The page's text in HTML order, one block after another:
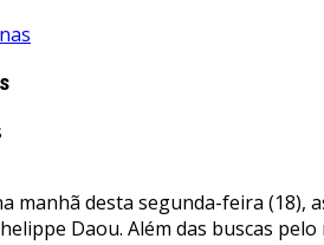
desta segunda-feira (18),
Daou. Além das buscas